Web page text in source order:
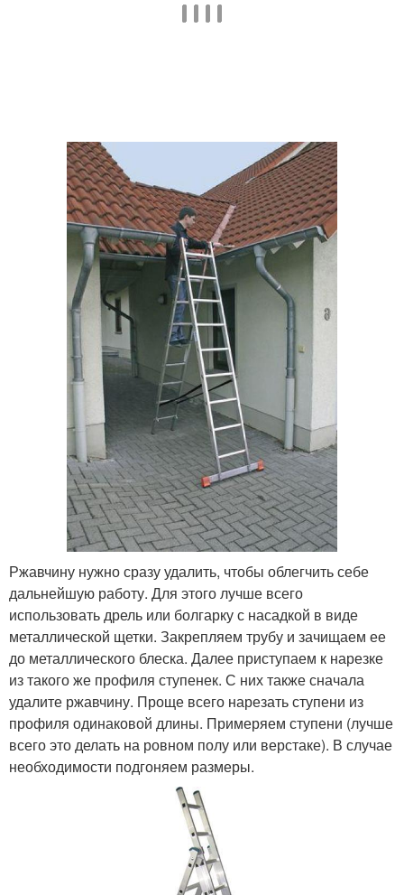
Ржавчину нужно сразу удалить, чтобы облегчить себе
дальнейшую работу. Для этого лучше всего
использовать дрель или болгарку с насадкой в виде
металлической щетки. Закрепляем трубу и зачищаем ее
до металлического блеска. Далее приступаем к нарезке
из такого же профиля ступенек. С них также сначала
удалите ржавчину. Проще всего нарезать ступени из
профиля одинаковой длины. Примеряем ступени (лучше
всего это делать на ровном полу или верстаке). В случае
необходимости подгоняем размеры.